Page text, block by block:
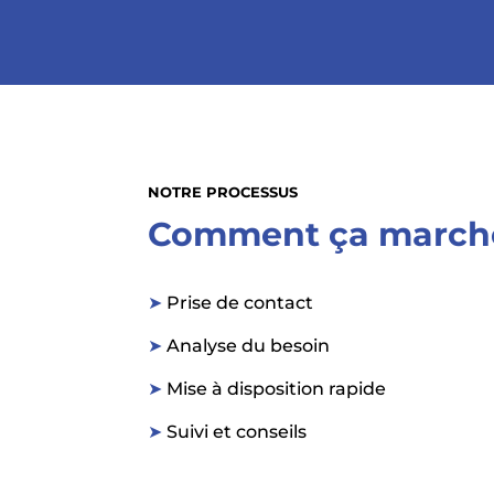
NOTRE PROCESSUS
Comment ça
➤ Prise de contact
➤ Analyse du besoin
➤ Mise à disposition rapide
➤Suivi et conseils